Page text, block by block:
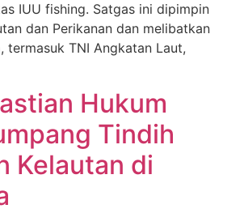
IUU fishing. Satgas ini dipimpin
dan Perikanan dan melibatkan
termasuk TNI Angkatan Laut,
Hukum
Tindih
Kelautan di